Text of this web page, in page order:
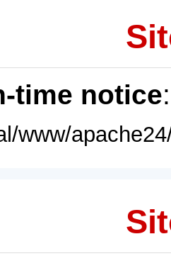
time notice
www/